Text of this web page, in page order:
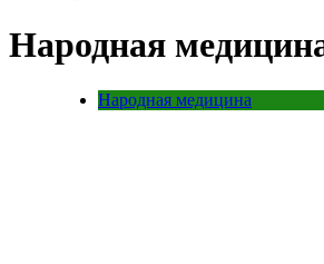
Народная
Народная медицина